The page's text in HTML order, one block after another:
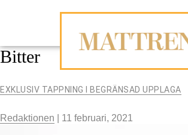
Bitter
EXKLUSIV TAPPNING I BEGRÄNSAD UPPLAGA
Redaktionen 11 februari, 2021